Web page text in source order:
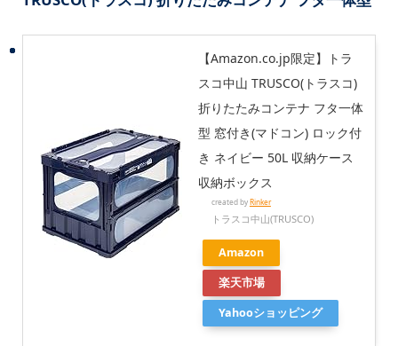
【Amazon.co.jp限定】トラ
スコ中山 TRUSCO(トラスコ)
折りたたみコンテナ フタ一体
型 窓付き(マドコン) ロック付
き ネイビー 50L 収納ケース
収納ボックス
created byRinker
トラスコ中山(TRUSCO)
Amazon
楽天市場
Yahooショッピング